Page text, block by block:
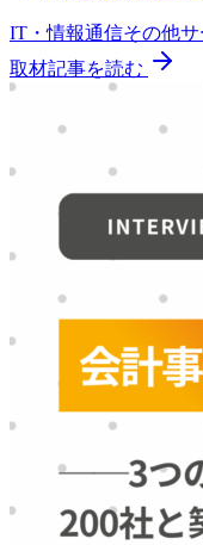
IT・情報通信その他サ
取材記事を読む